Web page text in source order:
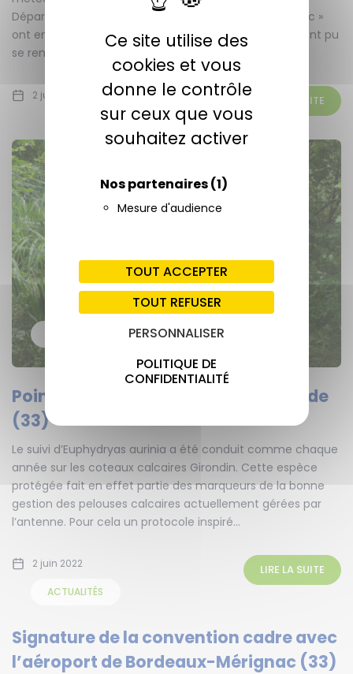
Ce site utilise des
cookies et vous
donne le contrôle
sur ceux que vous
souhaitez activer
Nos partenaires(1)
Mesure d'audience
TOUT ACCEPTER
TOUT REFUSER
PERSONNALISER
POLITIQUE DE
CONFIDENTIALITÉ
Département dans le cadre du dispositif « Grand Public »
ont enfin pu reprendre leur cours. Ainsi, les Girondins ont pu
se rendre en ce...
2 juin 2022 LIRE LA SUITE
Point damier de la succise en Gironde
(33)
Le suivi d’Euphydryas aurinia a été conduit comme chaque
année sur les coteaux calcaires Girondin. Cette espèce
protégée fait en effet partie des marqueurs de la bonne
gestion des pelouses calcaires actuellement gérées par
l’antenne. Pour cela un protocole inspiré...
2 juin 2022 LIRE LA SUITE
ACTUALITÉS
Signature de la convention cadre avec
l’aéroport de Bordeaux-Mérignac (33)